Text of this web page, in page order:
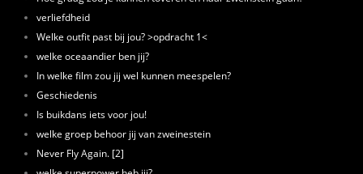
verliefdheid
Welke outfit past bij jou? >opdracht 1<
welke oceaandier ben jij?
In welke film zou jij wel kunnen meespelen?
Geschiedenis
Is buikdans iets voor jou!
welke groep behoor jij van zweinestein
Never Fly Again. [2]